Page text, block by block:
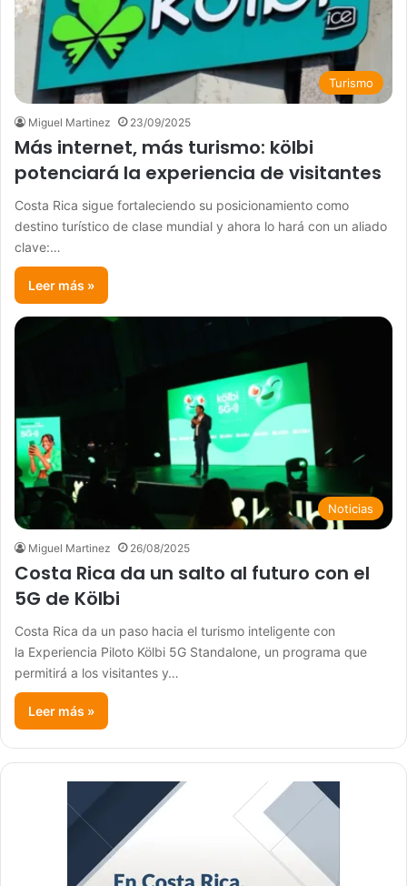
Turismo
Miguel Martinez 23/09/2025
Más internet, más turismo: kölbi
potenciará la experiencia de visitantes
Costa Rica sigue fortaleciendo su posicionamiento como
destino turístico de clase mundial y ahora lo hará con un aliado
clave:…
Leer más »
Noticias
Miguel Martinez 26/08/2025
Costa Rica da un salto al futuro con el
5G de Kölbi
Costa Rica da un paso hacia el turismo inteligente con
la Experiencia Piloto Kölbi 5G Standalone, un programa que
permitirá a los visitantes y…
Leer más »